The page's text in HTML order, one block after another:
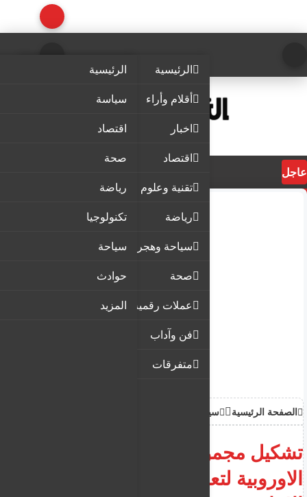
الرئيسية
أقلام وأراء
اخبار
اقتصاد
تقنية وعلوم
رياضة
سياحة وهجرة
صحة
عملات رقمية
فن وآداب
متفرقات
الرئيسية
سياسة
اقتصاد
صحة
رياضة
تكنولوجيا
سياحة
حوادث
المزيد
عاجل
الصفحة الرئيسية سياحة وهجرة
تشكيل مجموعة عمل من الدول
الاوروبية لتعزيز إنشاء مراكز